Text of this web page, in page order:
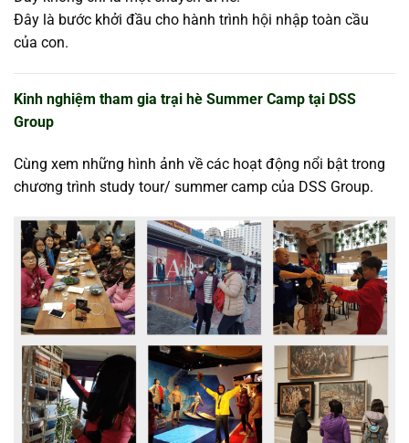
Đây là bước khởi đầu cho hành trình hội nhập toàn cầu
của con.
Kinh nghiệm tham gia trại hè Summer Camp tại DSS
Group
Cùng xem những hình ảnh về các hoạt động nổi bật trong
chương trình study tour/ summer camp của DSS Group.